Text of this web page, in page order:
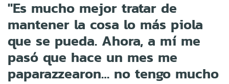
"Es mucho mejor tratar de
mantener la cosa lo más piola
que se pueda. Ahora, a mí me
pasó que hace un mes me
paparazzearon… no tengo mucho